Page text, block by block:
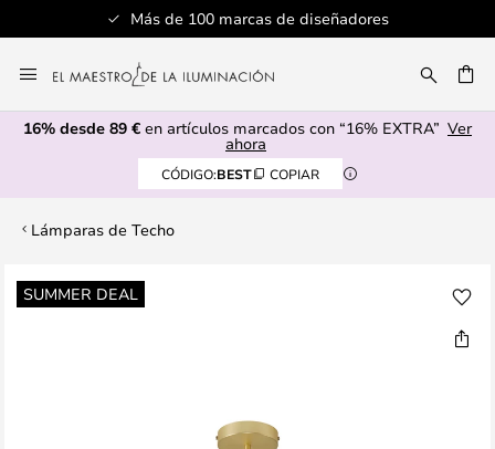
Más de 100 marcas de diseñadores
al
contenido
16% desde 89 € en artículos marcados con “16% EXTRA” Ver
ahora
CÓDIGO:BEST COPIAR
Lámparas de Techo
SUMMER DEAL
Saltar
al